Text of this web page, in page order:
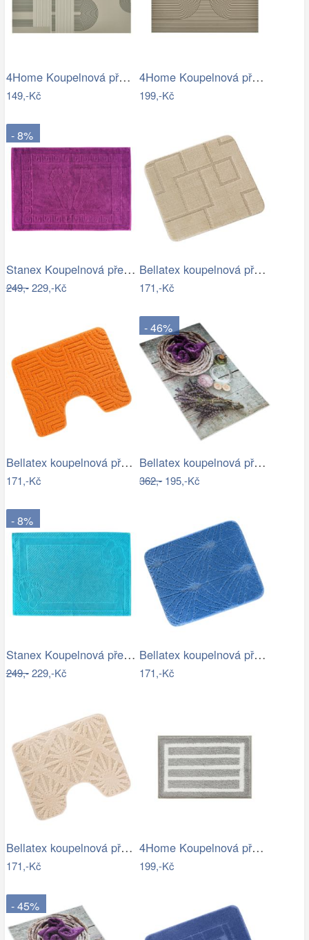
4Home Koupelnová předložka Abstract, 50…
149,-Kč
4Home Koupelnová předložka Infinity, 40…
199,-Kč
- 8%
Stanex Koupelnová předložka Mexico…
249,-229,-Kč
Bellatex koupelnová předložka BANY…
171,-Kč
Bellatex koupelnová předložka BANY…
171,-Kč
- 46%
Bellatex koupelnová předložka 3D tisk…
362,-195,-Kč
- 8%
Stanex Koupelnová předložka Mexico…
249,-229,-Kč
Bellatex koupelnová předložka BANY…
171,-Kč
Bellatex koupelnová předložka BANY…
171,-Kč
4Home Koupelnová předložka Grate, 40 x…
199,-Kč
- 45%